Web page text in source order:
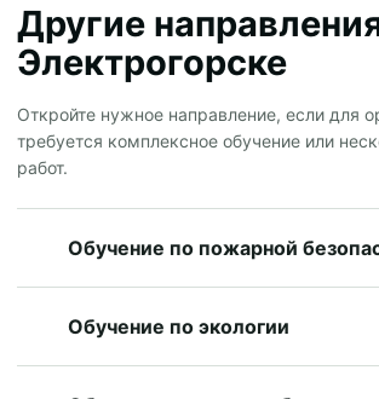
Другие
Электрогорске
Откройте нужное направление, если для
требуется комплексное обучение или
работ.
Обучение по пожарной
Обучение по экологии